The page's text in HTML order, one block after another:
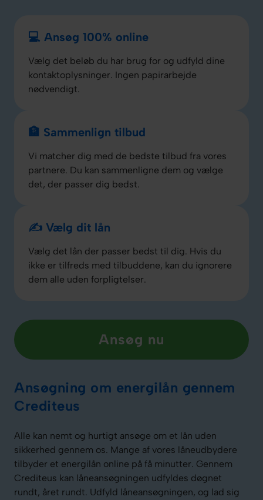
💻 Ansøg 100% online
Vælg det beløb du har brug for og udfyld dine
kontaktoplysninger. Ingen papirarbejde
nødvendigt.
🏦 Sammenlign tilbud
Vi matcher dig med de bedste tilbud fra vores
partnere. Du kan sammenligne dem og vælge
det, der passer dig bedst.
✍️ Vælg dit lån
Vælg det lån der passer bedst til dig. Hvis du
ikke er tilfreds med tilbuddene, kan du ignorere
dem alle uden forpligtelser.
Ansøg nu
Ansøgning om energilån gennem
Crediteus
Alle kan nemt og hurtigt ansøge om et lån uden
sikkerhed gennem os. Mange af vores låneudbydere
tilbyder et energilån online på få minutter. Gennem
Crediteus kan låneansøgningen udfyldes døgnet
rundt, året rundt. Udfyld låneansøgningen, og lad sig